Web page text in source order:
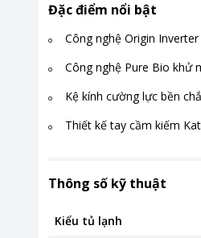
Đặc điểm nổi bật
Công nghệ Origin
Công nghệ Pure Bio khử
Kệ kính cường lực bền
Thiết kế tay cầm kiếm
Thông số kỹ thuật
Kiểu tủ lạnh